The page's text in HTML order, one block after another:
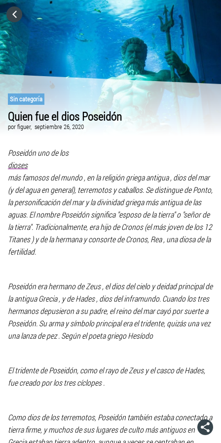
Sin categoría
Quien fue el dios Poseidón
porfiguer, septiembre 26, 2020
Poseidón uno de los
dioses
más famosos del mundo , en la religión griega antigua , dios del mar
(y del agua en general), terremotos y caballos. Se distingue de Ponto,
la personificación del mar y la divinidad griega más antigua de las
aguas. El nombre Poseidón significa "esposo de la tierra" o "señor de
la tierra". Tradicionalmente, era hijo de Cronos (el más joven de los 12
Titanes ) y de la hermana y consorte de Cronos, Rea , una diosa de la
fertilidad.
Poseidón era hermano de Zeus , el dios del cielo y deidad principal de
la antigua Grecia , y de Hades , dios del inframundo. Cuando los tres
hermanos depusieron a su padre, el reino del mar cayó por suerte a
Poseidón. Su arma y símbolo principal era el tridente, quizás una vez
una lanza de pez . Según el poeta griego Hesíodo
El tridente de Poseidón, como el rayo de Zeus y el casco de Hades,
fue creado por los tres cíclopes .
Como dios de los terremotos, Poseidón también estaba conectado a
tierra firme, y muchos de sus lugares de culto más antiguos en
HOME
CATEGORÍAS
IR A
VISITA EL SITIO WEB